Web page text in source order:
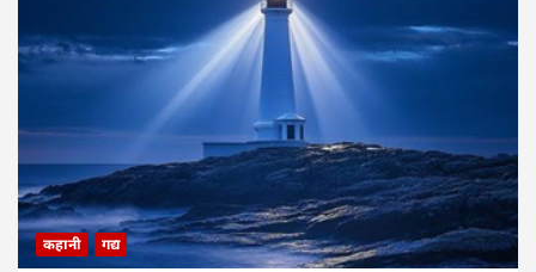
कहानी गद्य